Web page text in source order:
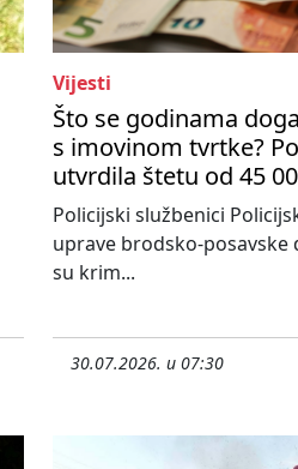
Vijesti
Što se godinama
s imovinom tvrtke?
utvrdila štetu od 45
Policijski službenici
uprave brodsko-posavske
su krim...
30.07.2026. u 07:30